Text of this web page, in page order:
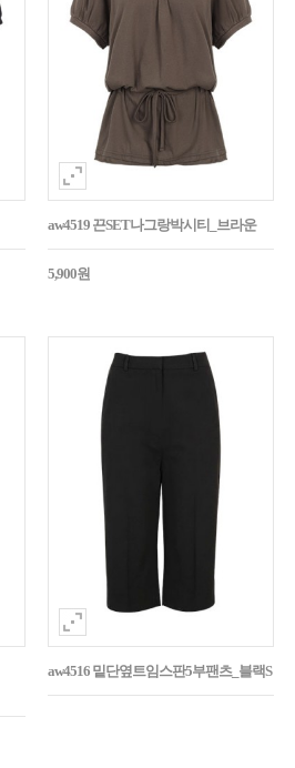
aw4519 끈SET나그랑박시티_브라운
5,900원
aw4516 밑단옆트임스판5부팬츠_블랙S